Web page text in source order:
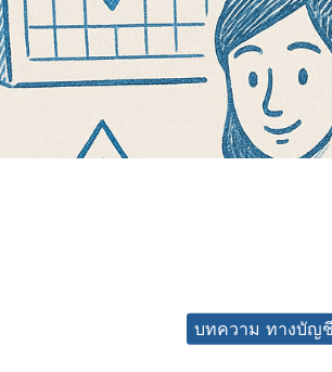
บทความ ทางบัญ